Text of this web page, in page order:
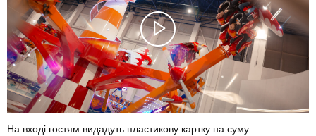
На вході гостям видадуть пластикову картку на суму